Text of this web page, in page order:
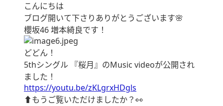
こんにちは
ブログ開いて下さりありがとうございます🌸
櫻坂46 増本綺良です！
どどん！
5thシングル 『桜月』のMusic videoが公開され
ました！
https://youtu.be/zKLgrxHDgls
⬆️もうご覧いただけましたか？👀